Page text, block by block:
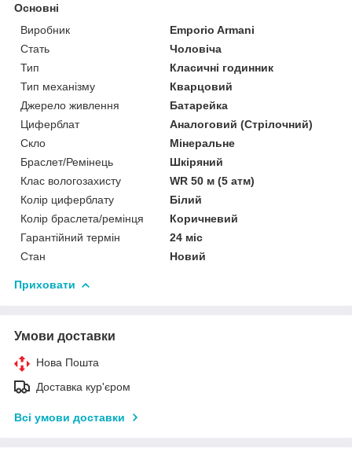
Основні
Виробник
Emporio Armani
Стать
Чоловіча
Тип
Класичні годинник
Тип механізму
Кварцовий
Джерело живлення
Батарейка
Циферблат
Аналоговий (Стрілочний)
Скло
Мінеральне
Браслет/Ремінець
Шкіряний
Клас вологозахисту
WR 50 м (5 атм)
Колір циферблату
Білий
Колір браслета/ремінця
Коричневий
Гарантійний термін
24 міс
Стан
Новий
Приховати
Умови доставки
Нова Пошта
Доставка кур'єром
Всі умови доставки